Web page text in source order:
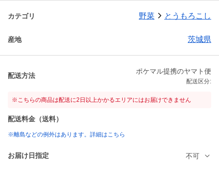
カテゴリ 野菜 とうもろこし
産地 茨城県
配送方法
ポケマル提携のヤマト便
配送区分:
※こちらの商品は配送に2日以上かかるエリアにはお届けできません
配送料金（送料）
※離島などの例外はあります。詳細はこちら
お届け日指定 不可